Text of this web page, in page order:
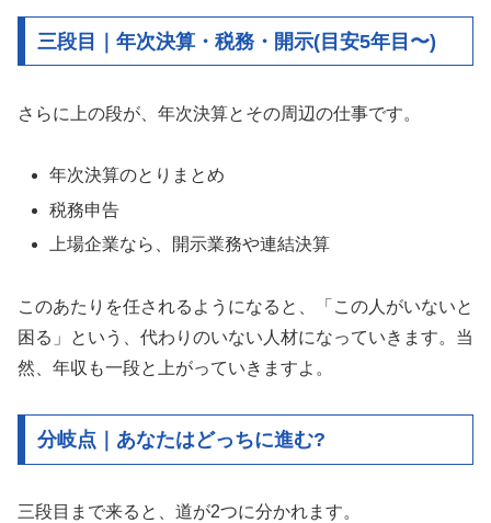
三段目｜年次決算・税務・開示(目安5年目〜)
さらに上の段が、年次決算とその周辺の仕事です。
年次決算のとりまとめ
税務申告
上場企業なら、開示業務や連結決算
このあたりを任されるようになると、「この人がいないと
困る」という、代わりのいない人材になっていきます。当
然、年収も一段と上がっていきますよ。
分岐点｜あなたはどっちに進む?
三段目まで来ると、道が2つに分かれます。